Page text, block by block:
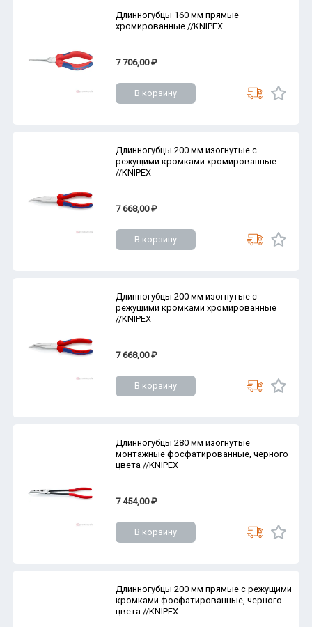
Длинногубцы 160 мм прямые
хромированные //KNIPEX
7 706,00 ₽
В корзину
Длинногубцы 200 мм изогнутые с
режущими кромками хромированные
//KNIPEX
7 668,00 ₽
В корзину
Длинногубцы 200 мм изогнутые с
режущими кромками хромированные
//KNIPEX
7 668,00 ₽
В корзину
Длинногубцы 280 мм изогнутые
монтажные фосфатированные, черного
цвета //KNIPEX
7 454,00 ₽
В корзину
Длинногубцы 200 мм прямые с режущими
кромками фосфатированные, черного
цвета //KNIPEX